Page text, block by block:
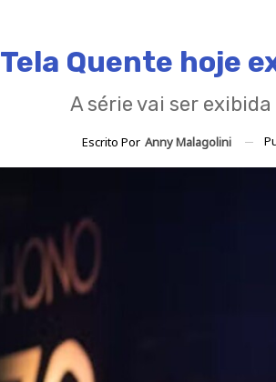
Tela Quente hoje
A série vai ser
Escrito Por Anny Malagolini